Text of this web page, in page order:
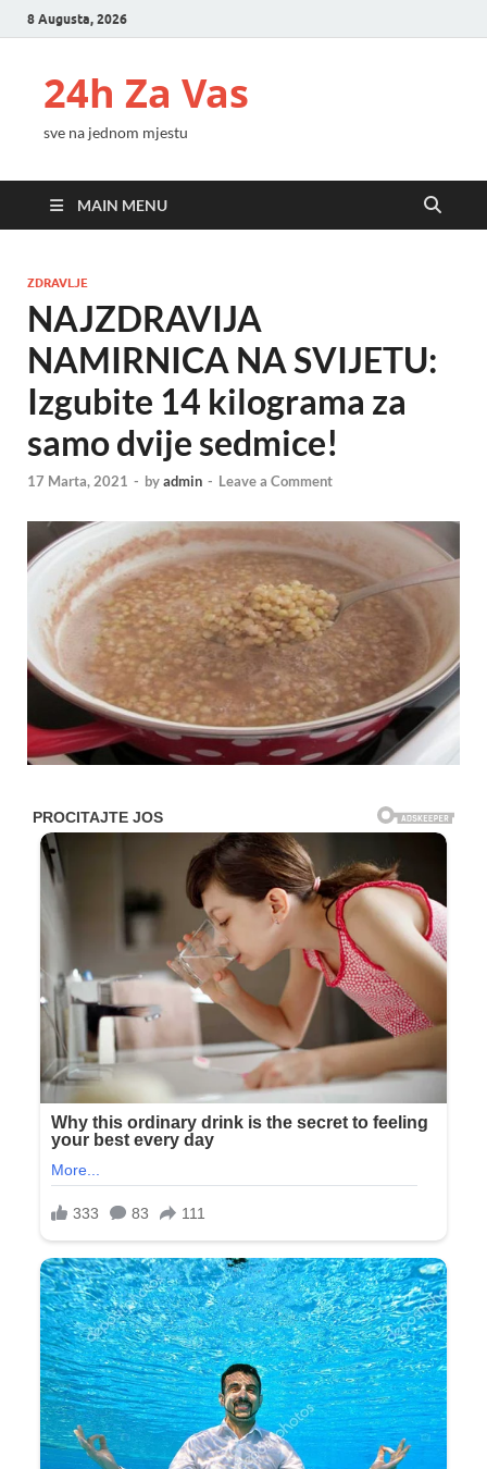
8 Augusta, 2026
24h Za Vas
sve na jednom mjestu
MAIN MENU
ZDRAVLJE
NAJZDRAVIJA
NAMIRNICA NA SVIJETU:
Izgubite 14 kilograma za
samo dvije sedmice!
17 Marta, 2021 - byadmin - Leave a Comment